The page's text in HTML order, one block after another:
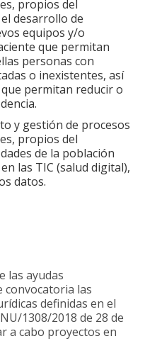
propios del
desarrollo de
equipos y/o
que permitan
personas con
o inexistentes, así
permitan reducir o
y gestión de procesos
propios del
de la población
las TIC (salud digital),
datos.
las ayudas
convocatoria las
definidas en el
1308/2018 de 28 de
a cabo proyectos en